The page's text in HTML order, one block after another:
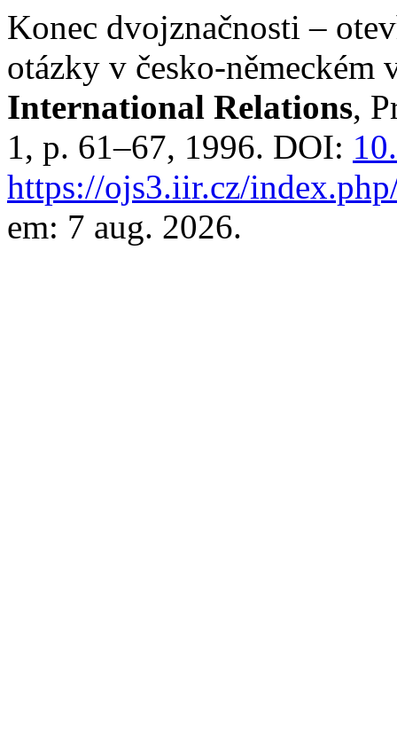
Konec dvojznačnosti –
otázky v česko-německém
International Relations,
1, p. 61–67, 1996. DOI:
https://ojs3.iir.cz/
em: 7 aug. 2026.